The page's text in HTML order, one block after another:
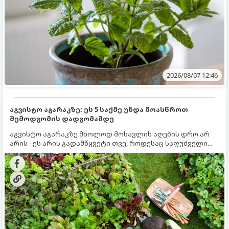
2026/08/07 12:46
აგვისტო აგარაკზე: ეს 5 საქმე უნდა მოასწროთ
შემოდგომის დადგომამდე
აგვისტო აგარაკზე მხოლოდ მოსავლის აღების დრო არ
არის - ეს არის გადამწყვეტი თვე, როდესაც საფუძველი
ეყრება მომავალი წლის მოსავალს და ბაღი მზადდება
შემოდგომა-ზამთრის სეზონისთვის. იმისათვის, რომ
ნიადაგმა ენერგია აღიდგინოს, ხოლო მცენარეებმა
ზამთარს გაუძლონ, აგვისტოს ბოლომდე 5
მნიშვნელოვანი საქმის გაკეთება უნდა მოასწროთ: